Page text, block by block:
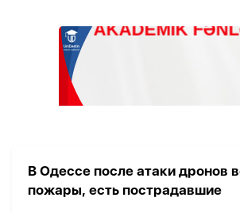
В Одессе после атаки дронов
пожары, есть пострадавшие